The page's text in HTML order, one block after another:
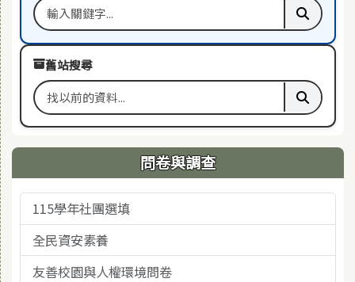
搜尋關鍵字 執行本
舊站搜尋
搜尋舊站關鍵字 執行舊
問卷與調查
115學年社團選填
全民資安素養
友善校園與人權環境問卷